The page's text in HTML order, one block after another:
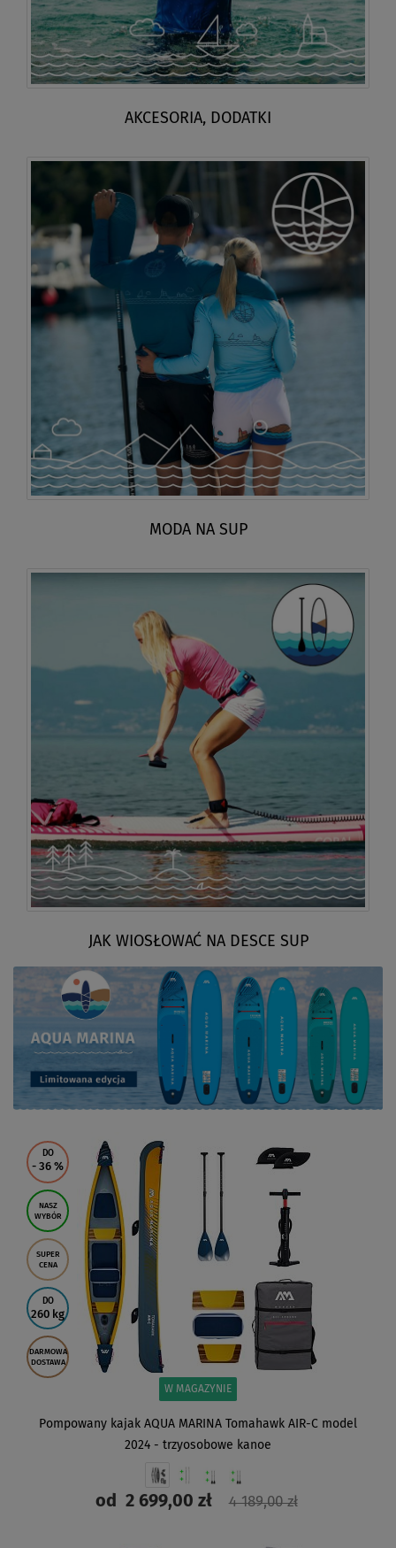
AKCESORIA, DODATKI
MODA NA SUP
JAK WIOSŁOWAĆ NA DESCE SUP
DO
- 36 %
NASZ
WYBÓR
SUPER
CENA
DO
260 kg
DARMOWA
DOSTAWA
W MAGAZYNIE
Pompowany kajak AQUA MARINA Tomahawk AIR-C model
2024 - trzyosobowe kanoe
od2 699,00 zł 4 189,00 zł